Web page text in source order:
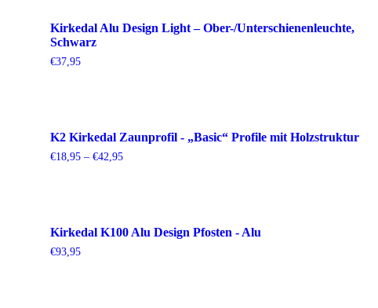
Kirkedal Alu Design Light – Ober-/Unterschienenleuchte,
Schwarz
€37,95
K2 Kirkedal Zaunprofil - „Basic“ Profile mit Holzstruktur
€18,95 – €42,95Preisspanne:
Kirkedal K100 Alu Design Pfosten - Alu
€93,95